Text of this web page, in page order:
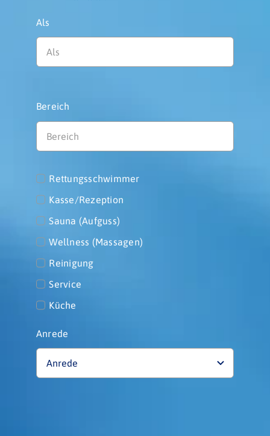
Als
Bereich
Rettungsschwimmer
Kasse/Rezeption
Sauna (Aufguss)
Wellness (Massagen)
Reinigung
Service
Küche
Anrede